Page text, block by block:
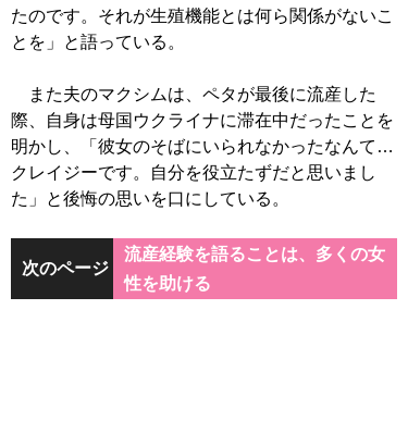
たのです。それが生殖機能とは何ら関係がないこ
とを」と語っている。
また夫のマクシムは、ペタが最後に流産した
際、自身は母国ウクライナに滞在中だったことを
明かし、「彼女のそばにいられなかったなんて…
クレイジーです。自分を役立たずだと思いまし
た」と後悔の思いを口にしている。
次のページ
流産経験を語ることは、多くの女
性を助ける